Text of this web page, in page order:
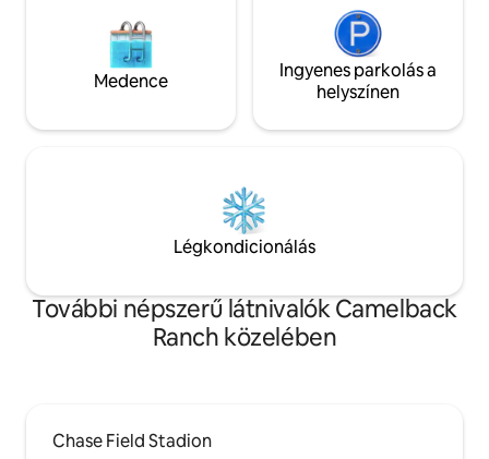
Medence
Ingyenes parkolás a
helyszínen
Légkondicionálás
További népszerű látnivalók Camelback
Ranch közelében
Chase Field Stadion